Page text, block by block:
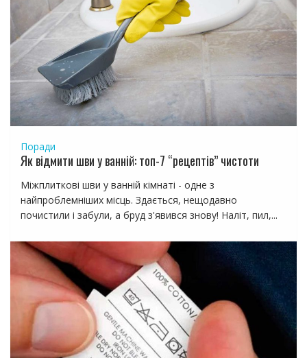
Поради
Як відмити шви у ванній: топ-7 “рецептів” чистоти
Міжплиткові шви у ванній кімнаті - одне з
найпроблемніших місць. Здається, нещодавно
почистили і забули, а бруд з'явився знову! Наліт, пил,...